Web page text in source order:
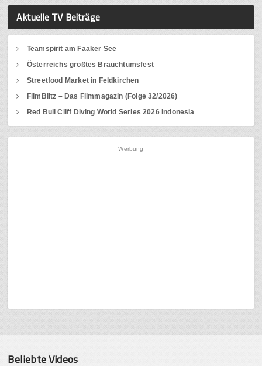
Aktuelle TV Beiträge
Teamspirit am Faaker See
Österreichs größtes Brauchtumsfest
Streetfood Market in Feldkirchen
FilmBlitz – Das Filmmagazin (Folge 32/2026)
Red Bull Cliff Diving World Series 2026 Indonesia
Werbung
Beliebte Videos